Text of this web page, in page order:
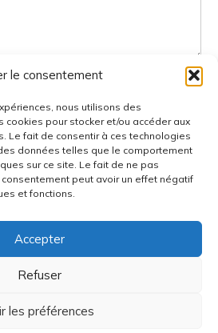
le consentement
nous utilisons des
pour stocker et/ou accéder aux
Le fait de consentir à ces technologies
données telles que le comportement
sur ce site. Le fait de ne pas
peut avoir un effet négatif
et fonctions.
Accepter
Refuser
les préférences
Contact
photo | développé par